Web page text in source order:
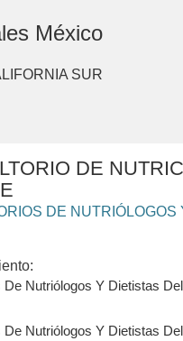
México
SUR
DE
DE NUTRIÓLOGOS
De Nutriólogos Y Dietistas
De Nutriólogos Y Dietistas